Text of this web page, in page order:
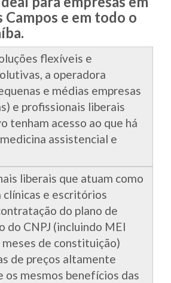
Campos e em todo o
flexíveis e
a operadora
e médias empresas
e profissionais liberais
tenham acesso ao que há
assistencial e
liberais que atuam como
clínicas e escritórios
do plano de
do CNPJ (incluindo MEI
meses de constituição)
de preços altamente
os mesmos benefícios das